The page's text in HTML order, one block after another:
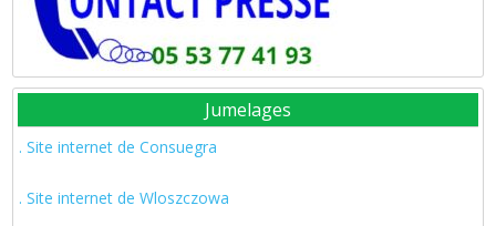
Jumelages
. Site internet de Consuegra
. Site internet de Wloszczowa